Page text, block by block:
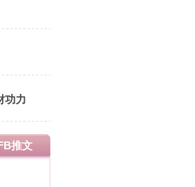
功力
推文